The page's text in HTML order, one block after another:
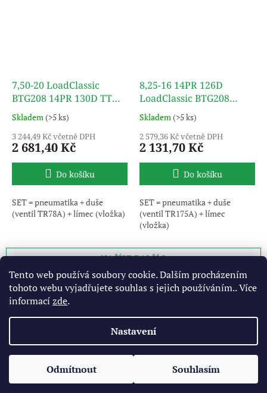
Tento web používá soubory cookie. Dalším procházením
tohoto webu vyjadřujete souhlas s jejich používáním.. Více
informacízde.
Nastavení
Odmítnout Souhlasím
7,50-20 LoadClassic
BTG208 14PR 130D TT
(SET) TURON
Skladem(>5 ks)
3 244,49 Kč včetně DPH
2 681,40 Kč
Do košíku
SET = pneumatika + duše
(ventil TR78A) + límec (vložka)
8,25-16 14PR 126D
LoadClassic BTG208
(SET) TT TURON
Skladem(>5 ks)
2 579,36 Kč včetně DPH
2 131,70 Kč
Do košíku
SET = pneumatika + duše
(ventil TR175A) + límec
(vložka)
O
l
d
a
c
p
NAČÍST DALŠÍ 3
S
t
r
n
o
v
á
1 2
položek celkem
Vytvořil Shoptet